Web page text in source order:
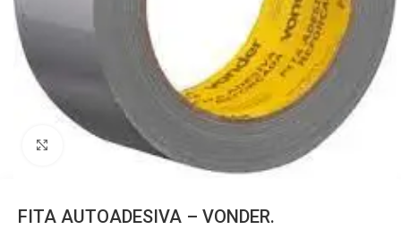
Clique para ampliar
FITA AUTOADESIVA – VONDER.